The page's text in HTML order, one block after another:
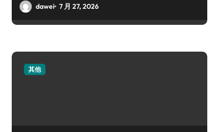
dawei 7 月 27, 2026
其他